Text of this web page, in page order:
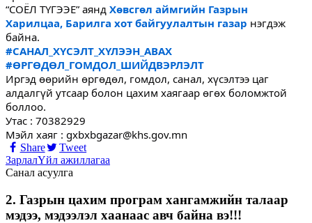
“СОЁЛ ТҮГЭЭЕ” аянд Хөвсгөл аймгийн Газрын
Харилцаа, Барилга хот байгуулалтын газар нэгдэж
байна.
#САНАЛ_ХҮСЭЛТ_ХҮЛЭЭН_АВАХ
#ӨРГӨДӨЛ_ГОМДОЛ_ШИЙДВЭРЛЭЛТ
Иргэд өөрийн өргөдөл, гомдол, санал, хүсэлтээ цаг
алдалгүй утсаар болон цахим хаягаар өгөх боломжтой
боллоо.
Утас : 70382929
Мэйл хаяг : gxbxbgazar@khs.gov.mn
Share
Tweet
ЗарлалҮйл ажиллагаа
Санал асуулга
2. Газрын цахим програм хангамжийн талаар
мэдээ, мэдээлэл хаанаас авч байна вэ!!!